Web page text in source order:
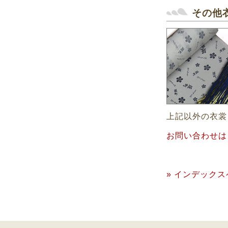
その他
上記以外の衣
お問い合わせ
» インデック